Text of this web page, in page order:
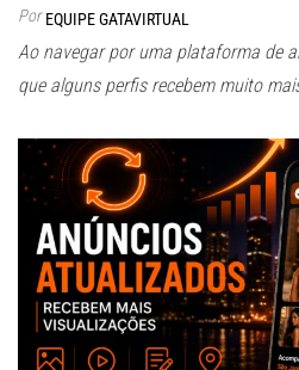
Por EQUIPE GATAVIRTUAL
Ao navegar por uma plataforma de
que alguns perfis recebem muito